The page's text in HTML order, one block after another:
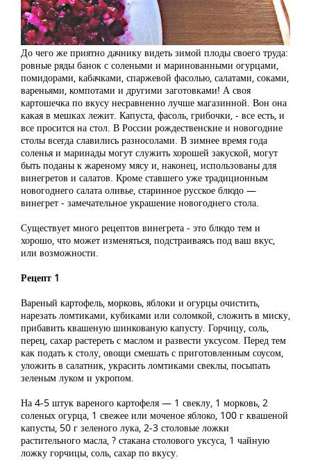
До чего же приятно дачнику видеть зимой плоды своего труда:
ровные ряды банок с солеными и маринованными огурцами,
помидорами, кабачками, спаржевой фасолью, салатами, соками,
вареньями, компотами и другими заготовками! А своя
картошечка по вкусу несравненно лучше магазинной. Вон она
какая в мешках лежит. Капуста, фасоль, грибочки, - все есть, и
все просится на стол. В России рождественские и новогодние
столы всегда славились разносолами. В зимнее время года
соленья и маринады могут служить хорошей закуской, могут
быть поданы к жареному мясу и, наконец, использованы для
винегретов и салатов. Кроме ставшего уже традиционным
новогоднего салата оливье, старинное русское блюдо —
винегрет - замечательное украшение новогоднего стола.
Существует много рецептов винегрета - это блюдо тем и
хорошо, что может изменяться, подстраиваясь под ваш вкус,
или возможности.
Рецепт 1
Вареный картофель, морковь, яблоки и огурцы очистить,
нарезать ломтиками, кубиками или соломкой, сложить в миску,
прибавить квашеную шинкованую капусту. Горчицу, соль,
перец, сахар растереть с маслом и развести уксусом. Перед тем
как подать к столу, овощи смешать с приготовленным соусом,
уложить в салатник, украсить ломтиками свеклы, посыпать
зеленым луком и укропом.
На 4-5 штук вареного картофеля — 1 свеклу, 1 морковь, 2
соленых огурца, 1 свежее или моченое яблоко, 100 г квашеной
капусты, 50 г зеленого лука, 2-3 столовые ложки
растительного масла, ? стакана столового уксуса, 1 чайную
ложку горчицы, соль, сахар по вкусу.